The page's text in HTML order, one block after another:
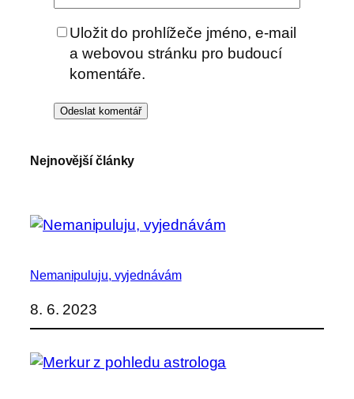
Uložit do prohlížeče jméno, e-mail
a webovou stránku pro budoucí
komentáře.
Nejnovější články
Nemanipuluju, vyjednávám
8. 6. 2023